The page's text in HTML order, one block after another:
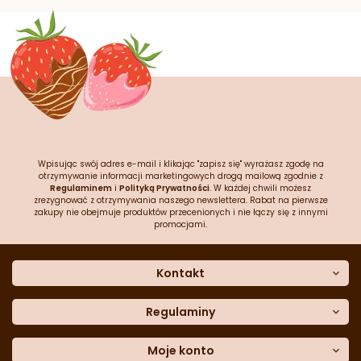
Wpisując swój adres e-mail i klikając "zapisz się" wyrażasz zgodę na
otrzymywanie informacji marketingowych drogą mailową zgodnie z
Regulaminem i Polityką Prywatności. W każdej chwili możesz
zrezygnować z otrzymywania naszego newslettera. Rabat na pierwsze
zakupy nie obejmuje produktów przecenionych i nie łączy się z innymi
promocjami.
Kontakt
Dane kontaktowe
Często zadawane pytania
Sklep stacjonarny
Regulaminy
Polityka prywatności
Moje konto